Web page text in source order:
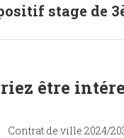
Article
stage de
être
Contrat de ville 2024/